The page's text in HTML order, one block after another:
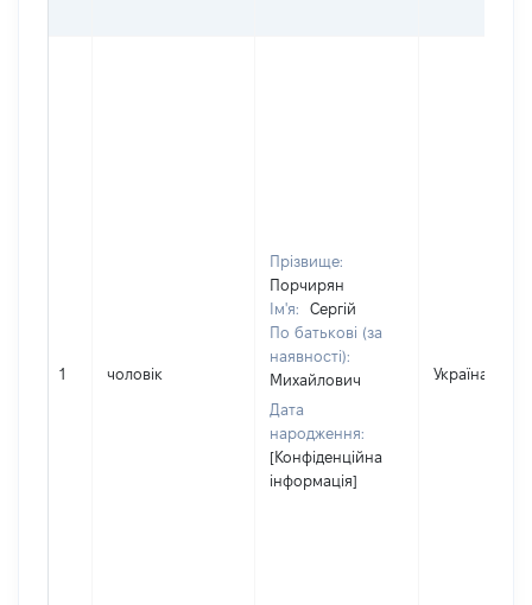
1 чоловік
Прізвище:
Порчирян
Ім'я:
Сергій
По батькові (за
наявності):
Михайлович
Дата
народження:
[Конфіденційна
інформація]
Україна